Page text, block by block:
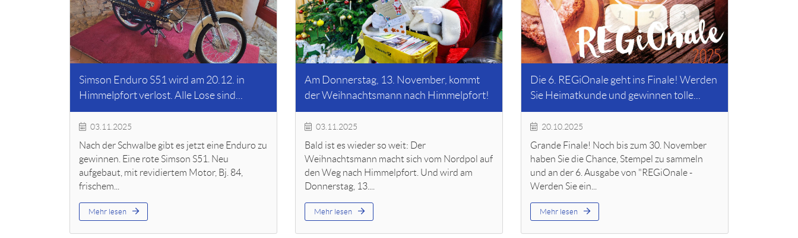
Simson Enduro S51 wird am 20.12. in
Himmelpfort verlost. Alle Lose sind...
03.11.2025
Nach der Schwalbe gibt es jetzt eine Enduro zu
gewinnen. Eine rote Simson S51. Neu
aufgebaut, mit revidiertem Motor, Bj. 84,
frischem...
Mehr lesen
Am Donnerstag, 13. November, kommt
der Weihnachtsmann nach Himmelpfort!
03.11.2025
Bald ist es wieder so weit: Der
Weihnachtsmann macht sich vom Nordpol auf
den Weg nach Himmelpfort. Und wird am
Donnerstag, 13....
Mehr lesen
Die 6. REGiOnale geht ins Finale! Werden
Sie Heimatkunde und gewinnen tolle...
20.10.2025
Grande Finale! Noch bis zum 30. November
haben Sie die Chance, Stempel zu sammeln
und an der 6. Ausgabe von "REGiOnale -
Werden Sie ein...
Mehr lesen